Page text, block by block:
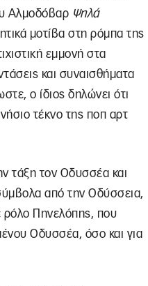
Αλμοδόβαρ Ψηλά
μοτίβα στη ρόμπα της
εμμονή στα
και συναισθήματα
ο ίδιος δηλώνει ότι
τέκνο της πoπ αρτ
τάξη τον Οδυσσέα και
από την Οδύσσεια,
ρόλο Πηνελόπης, που
Οδυσσέα, όσο και για